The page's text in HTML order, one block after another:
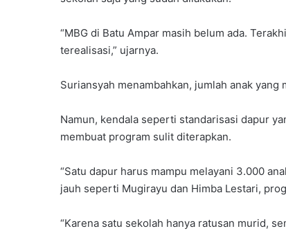
“MBG di Batu Ampar masih belum ada.
terealisasi,” ujarnya.
Suriansyah menambahkan, jumlah anak
Namun, kendala seperti standarisasi dapur
membuat program sulit diterapkan.
“Satu dapur harus mampu melayani 3.000
jauh seperti Mugirayu dan Himba Lestari,
“Karena satu sekolah hanya ratusan murid,